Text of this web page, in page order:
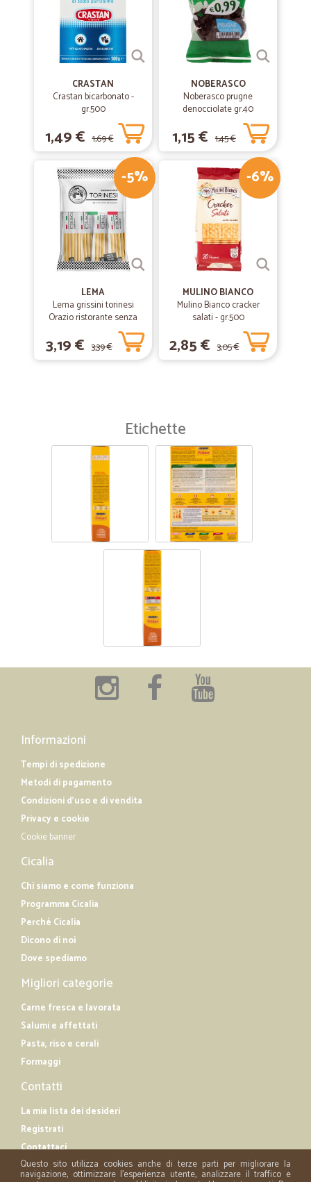
CRASTAN
Crastan bicarbonato -
gr.500
1,49 € 1,69 €
NOBERASCO
Noberasco prugne
denocciolate gr.40
1,15 € 1,45 €
-5%
LEMA
Lema grissini torinesi
Orazio ristorante senza
olio di palma x30 gr.450
3,19 € 3,39 €
-6%
MULINO BIANCO
Mulino Bianco cracker
salati - gr.500
2,85 € 3,05 €
Etichette
Informazioni
Tempi di spedizione
Metodi di pagamento
Condizioni d'uso e di vendita
Privacy e cookie
Cookie banner
Cicalia
Chi siamo e come funziona
Programma Cicalia
Perché Cicalia
Dicono di noi
Dove spediamo
Migliori categorie
Carne fresca e lavorata
Salumi e affettati
Pasta, riso e cerali
Formaggi
Contatti
La mia lista dei desideri
Registrati
Contattaci
Questo sito utilizza cookies anche di terze parti per migliorare la
navigazione, ottimizzare l'esperienza utente, analizzare il traffico e